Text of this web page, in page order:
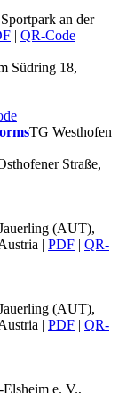
an der
| QR-Code
Südring 18,
TG Westhofen
Straße,
(AUT),
| PDF | QR-
(AUT),
| PDF | QR-
Elsheim e. V.,